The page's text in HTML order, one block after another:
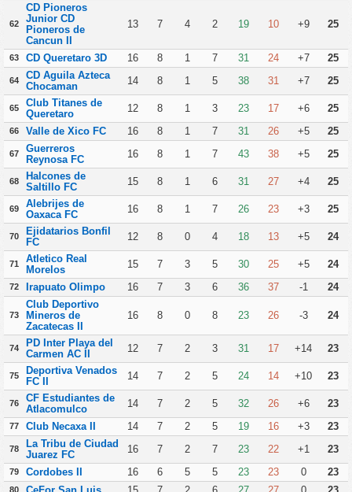
62
CD Pioneros
Junior CD
Pioneros de
Cancun II
13 7 4 2 19 10 +9 25
63 CD Queretaro 3D 16 8 1 7 31 24 +7 25
64
CD Aguila Azteca
Chocaman
14 8 1 5 38 31 +7 25
65
Club Titanes de
Queretaro
12 8 1 3 23 17 +6 25
66 Valle de Xico FC 16 8 1 7 31 26 +5 25
67
Guerreros
Reynosa FC
16 8 1 7 43 38 +5 25
68
Halcones de
Saltillo FC
15 8 1 6 31 27 +4 25
69
Alebrijes de
Oaxaca FC
16 8 1 7 26 23 +3 25
70
Ejidatarios Bonfil
FC
12 8 0 4 18 13 +5 24
71
Atletico Real
Morelos
15 7 3 5 30 25 +5 24
72 Irapuato Olimpo 16 7 3 6 36 37 -1 24
73
Club Deportivo
Mineros de
Zacatecas II
16 8 0 8 23 26 -3 24
74
PD Inter Playa del
Carmen AC II
12 7 2 3 31 17 +14 23
75
Deportiva Venados
FC II
14 7 2 5 24 14 +10 23
76
CF Estudiantes de
Atlacomulco
14 7 2 5 32 26 +6 23
77 Club Necaxa II 14 7 2 5 19 16 +3 23
78
La Tribu de Ciudad
Juarez FC
16 7 2 7 23 22 +1 23
79 Cordobes II 16 6 5 5 23 23 0 23
80